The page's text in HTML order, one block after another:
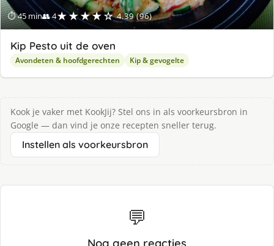
⏱ 45 min👥 4★★★★☆ 4.39 (96)
Kip Pesto uit de oven
Avondeten & hoofdgerechten Kip & gevogelte
Kook je vaker met KookJij? Stel ons in als voorkeursbron in
Google — dan vind je onze recepten sneller terug.
Instellen als voorkeursbron
💬